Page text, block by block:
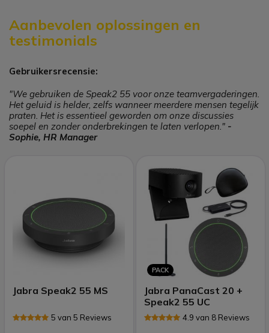
Aanbevolen oplossingen en
testimonials
Gebruikersrecensie:
"We gebruiken de Speak2 55 voor onze teamvergaderingen.
Het geluid is helder, zelfs wanneer meerdere mensen tegelijk
praten. Het is essentieel geworden om onze discussies
soepel en zonder onderbrekingen te laten verlopen." -
Sophie, HR Manager
Jabra Speak2 55 MS
5 van 5 Reviews
PACK
Jabra PanaCast 20 +
Speak2 55 UC
4.9 van 8 Reviews